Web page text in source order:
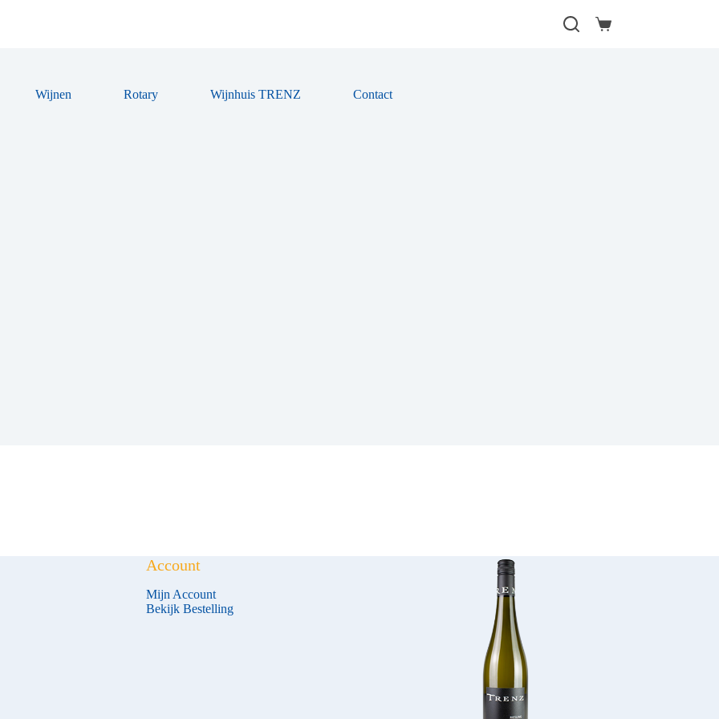
Winkelwagen
Wijnen Rotary Wijnhuis TRENZ Contact
Account
Mijn Account
Bekijk Bestelling